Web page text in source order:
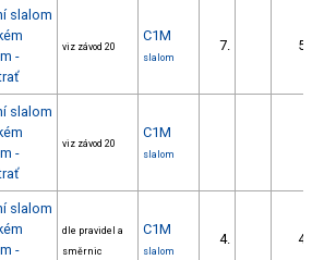
slalom
-
viz závod 20
C1M
slalom
7. 5.43
slalom
-
viz závod 20
C1M
slalom
slalom
-
dle pravidel a
směrnic
C1M
slalom
4. 4.00